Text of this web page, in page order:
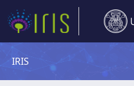
IRIS